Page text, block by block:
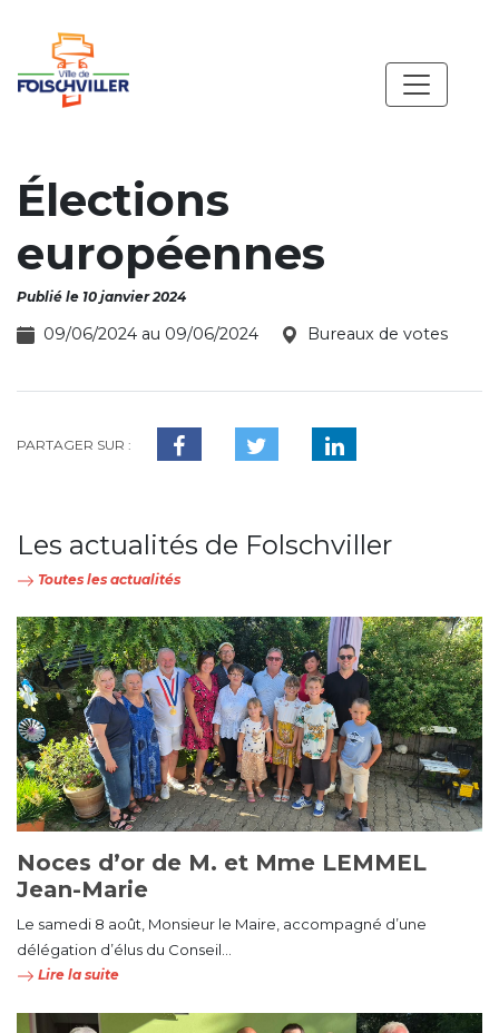
Élections
européennes
Publié le 10 janvier 2024
09/06/2024 au 09/06/2024 Bureaux de votes
PARTAGER SUR :
Les actualités de Folschviller
Toutes les actualités
Noces d’or de M. et Mme LEMMEL
Jean-Marie
Le samedi 8 août, Monsieur le Maire, accompagné d’une
délégation d’élus du Conseil...
Lire la suite